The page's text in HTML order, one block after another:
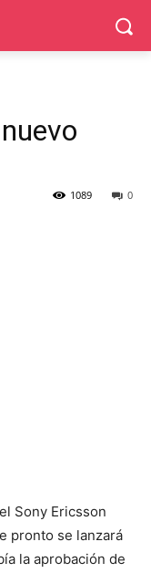
0
1089
Sony Ericsson
pronto se lanzará
la aprobación de